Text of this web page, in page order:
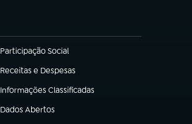
Participação Social
(abre em nova aba)
Receitas e Despesas
(abre em nova aba)
Informações Classificadas
(abre em nova aba)
Dados Abertos
(abre em nova aba)